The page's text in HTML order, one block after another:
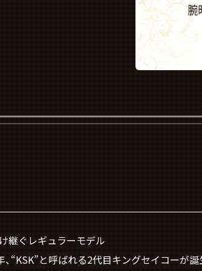
継ぐレギュラーモデル
“KSK”と呼ばれる2代目キングセイコーが